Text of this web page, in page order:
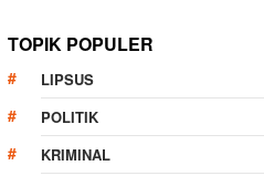
TOPIK POPULER
LIPSUS
POLITIK
KRIMINAL